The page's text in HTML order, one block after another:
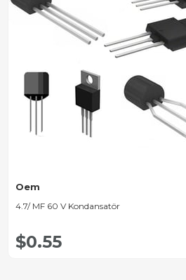
Oem
4.7/ MF 60 V Kondansatör
$0.55